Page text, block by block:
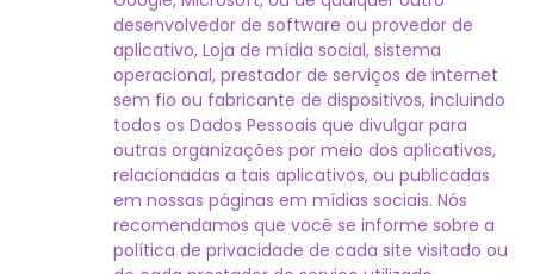
desenvolvedor de software ou provedor de
aplicativo, Loja de mídia social, sistema
operacional, prestador de serviços de internet
sem fio ou fabricante de dispositivos, incluindo
todos os Dados Pessoais que divulgar para
outras organizações por meio dos aplicativos,
relacionadas a tais aplicativos, ou publicadas
em nossas páginas em mídias sociais. Nós
recomendamos que você se informe sobre a
política de privacidade de cada site visitado ou